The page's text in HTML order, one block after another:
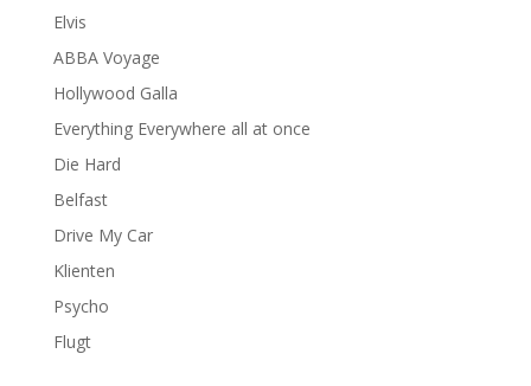
Elvis
ABBA Voyage
Hollywood Galla
Everything Everywhere all at once
Die Hard
Belfast
Drive My Car
Klienten
Psycho
Flugt